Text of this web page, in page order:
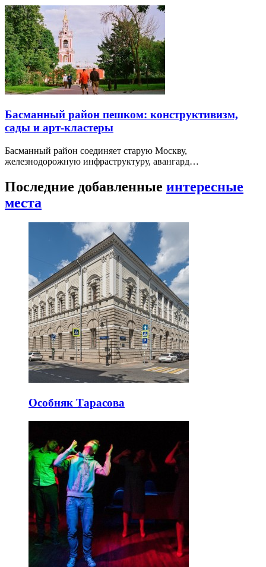
Басманный район пешком: конструктивизм,
сады и арт-кластеры
Басманный район соединяет старую Москву,
железнодорожную инфраструктуру, авангард…
Последние добавленные интересные
места
Особняк Тарасова